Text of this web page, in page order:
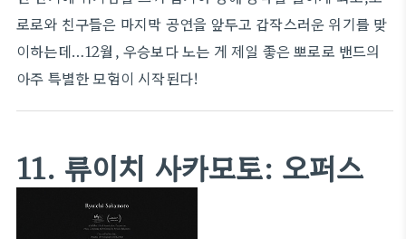
로로와 친구들은 마지막 공연을 앞두고 갑작스러운 위기를 맞
이하는데…12월, 우승보다 노는 게 제일 좋은 뽀로로 밴드의
아주 특별한 모험이 시작된다!
11. 류이치 사카모토: 오퍼스